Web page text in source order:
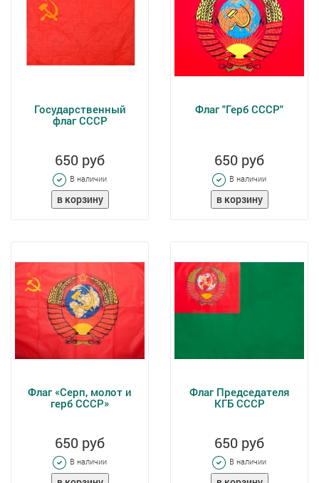
Государственный
флаг СССР
650 руб
В наличии
Флаг "Герб СССР"
650 руб
В наличии
Флаг «Серп, молот и
герб СССР»
650 руб
В наличии
Флаг Председателя
КГБ СССР
650 руб
В наличии